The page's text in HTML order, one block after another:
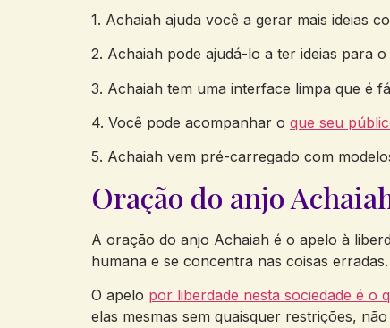
1. Achaiah ajuda você a gerar mais ideias
2. Achaiah pode ajudá-lo a ter ideias para
3. Achaiah tem uma interface limpa que é
4. Você pode acompanhar o que seu
5. Achaiah vem pré-carregado com
Oração do anjo
A oração do anjo Achaiah é o apelo à
humana e se concentra nas coisas erradas.
O apelo por liberdade nesta sociedade é o
elas mesmas sem quaisquer restrições,